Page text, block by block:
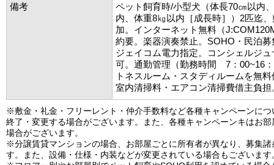
備考
ペット飼育時/小型犬（体長70㎝以内
内、体重8㎏以内［成長時］）2匹迄
加。インターネット無料（
約要。楽器演奏禁止。SOHO・民泊
ジェイコム電力指定。コンシェルジ
可。通勤管理（勤務時間 7：00~16
トネスルーム・スタディルームを無
室内清掃料・エアコン清掃費借主負担
※敷金・礼金・フリーレント・仲介手数料など各種キャンペーンにつ
終了・変更する場合がございます。また、各種キャンペーンキはお
場合がございます。
※分譲賃貸マンションの場合、お部屋ごとに所有者が異なり、募集諸
す。また、設備・仕様・内装などが変更されている場合もございます